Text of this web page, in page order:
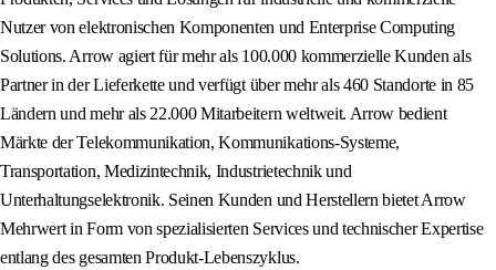
Nutzer von elektronischen Komponenten und Enterprise Computing
Solutions. Arrow agiert für mehr als 100.000 kommerzielle Kunden als
Partner in der Lieferkette und verfügt über mehr als 460 Standorte in 85
Ländern und mehr als 22.000 Mitarbeitern weltweit. Arrow bedient
Märkte der Telekommunikation, Kommunikations-Systeme,
Transportation, Medizintechnik, Industrietechnik und
Unterhaltungselektronik. Seinen Kunden und Herstellern bietet Arrow
Mehrwert in Form von spezialisierten Services und technischer Expertise
entlang des gesamten Produkt-Lebenszyklus.